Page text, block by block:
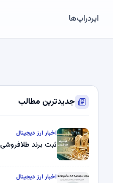
ایردراپ‌ها
جدیدترین مطالب
اخبار ارز دیجیتال
ثبت برند طلافروشی
اخبار ارز دیجیتال